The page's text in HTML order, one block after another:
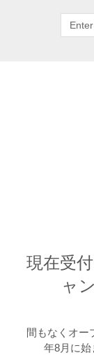
現在受
ャ
間もなくオー
年8月に始